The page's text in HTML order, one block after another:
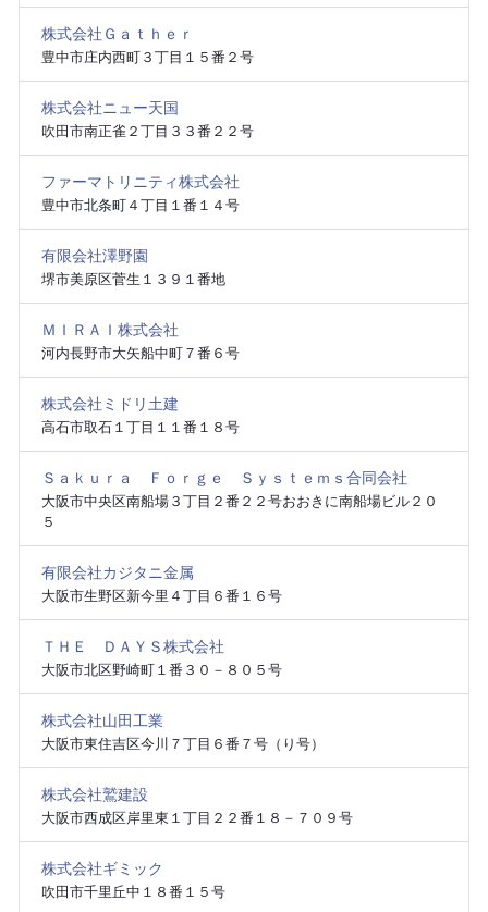
株式会社Ｇａｔｈｅｒ
豊中市庄内西町３丁目１５番２号
株式会社ニュー天国
吹田市南正雀２丁目３３番２２号
ファーマトリニティ株式会社
豊中市北条町４丁目１番１４号
有限会社澤野園
堺市美原区菅生１３９１番地
ＭＩＲＡＩ株式会社
河内長野市大矢船中町７番６号
株式会社ミドリ土建
高石市取石１丁目１１番１８号
Ｓａｋｕｒａ Ｆｏｒｇｅ Ｓｙｓｔｅｍｓ合同会社
大阪市中央区南船場３丁目２番２２号おおきに南船場ビル２０
５
有限会社カジタニ金属
大阪市生野区新今里４丁目６番１６号
ＴＨＥ ＤＡＹＳ株式会社
大阪市北区野崎町１番３０－８０５号
株式会社山田工業
大阪市東住吉区今川７丁目６番７号（り号）
株式会社鷲建設
大阪市西成区岸里東１丁目２２番１８－７０９号
株式会社ギミック
吹田市千里丘中１８番１５号